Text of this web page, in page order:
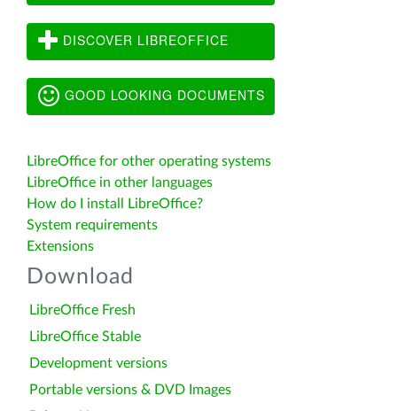
DISCOVER LIBREOFFICE
GOOD LOOKING DOCUMENTS
LibreOffice for other operating systems
LibreOffice in other languages
How do I install LibreOffice?
System requirements
Extensions
Download
LibreOffice Fresh
LibreOffice Stable
Development versions
Portable versions & DVD Images